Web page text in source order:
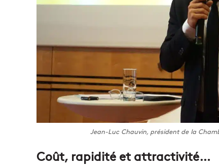
Jean-Luc Chauvin, président de la
Coût, rapidité et attractivité…